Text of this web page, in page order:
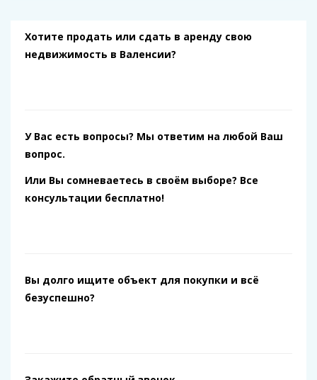
Хотите продать или сдать в аренду свою
недвижимость в Валенсии?
У Вас есть вопросы? Мы ответим на любой Ваш
вопрос.
Или Вы сомневаетесь в своём выборе? Все
консультации бесплатно!
Вы долго ищите объект для покупки и всё
безуспешно?